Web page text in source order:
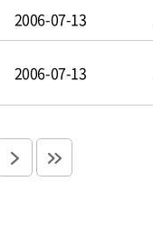
2006-07-13
2006-07-13